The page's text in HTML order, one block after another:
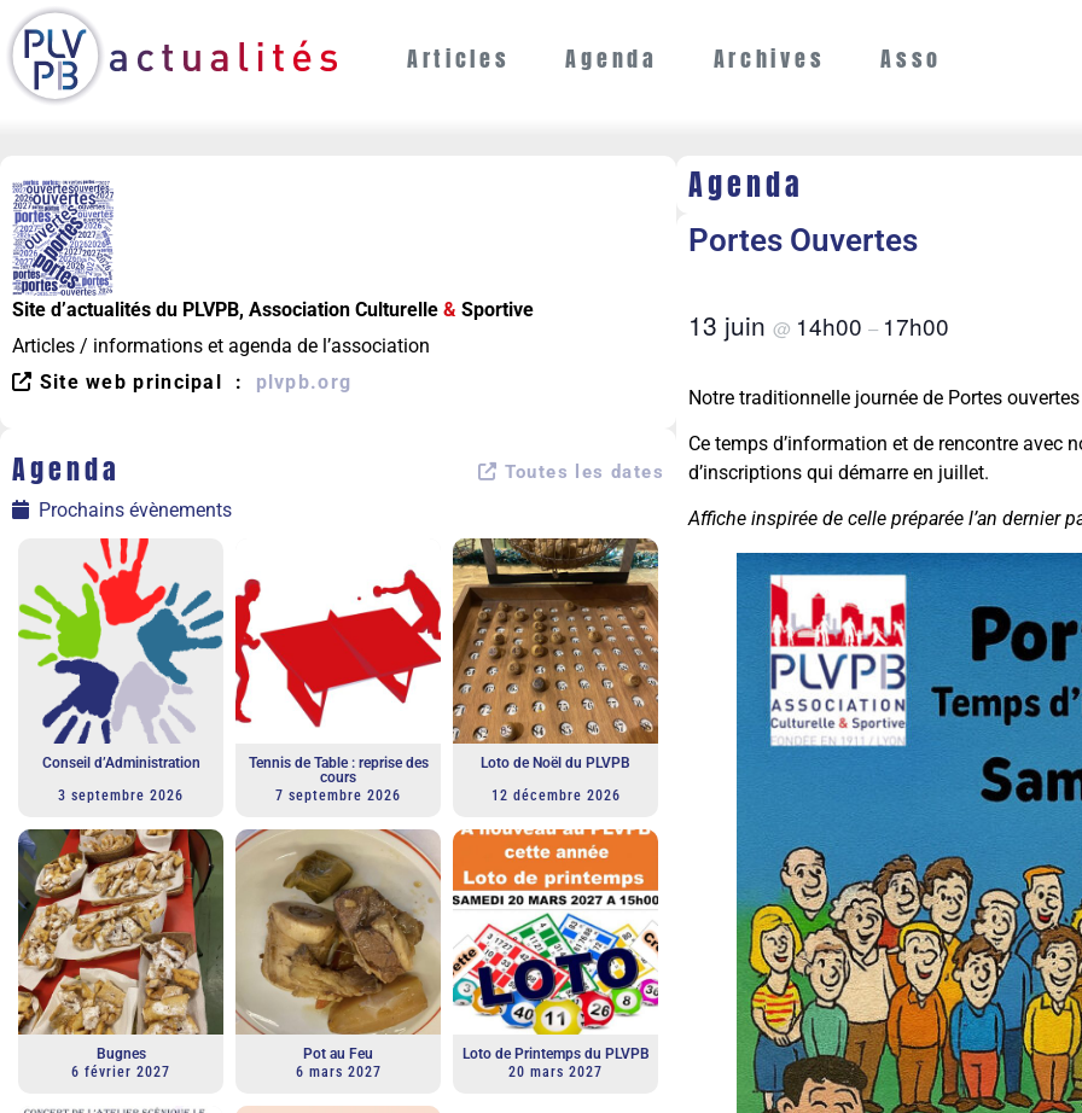
Articles Agenda Archives Asso
Site d’actualités du PLVPB, Association Culturelle & Sportive
Articles / informations et agenda de l’association
Site web principal : plvpb.org
Agenda Toutes les dates
Prochains évènements
Conseil d’Administration
3 septembre 2026
Tennis de Table : reprise des
cours
7 septembre 2026
Loto de Noël du PLVPB
12 décembre 2026
Bugnes
6 février 2027
Pot au Feu
6 mars 2027
Loto de Printemps du PLVPB
20 mars 2027
Agenda
Portes Ouvertes
13 juin @ 14h00 – 17h00
Notre traditionnelle journée de Portes
Ce temps d’information et de rencontre avec
d’inscriptions qui démarre en juillet.
Affiche inspirée de celle préparée l’an dernier